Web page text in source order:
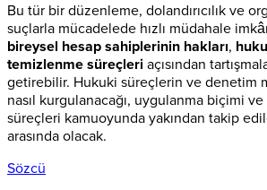
Bu tür bir düzenleme, dolandırıcılık ve
suçlarla mücadelede hızlı müdahale
bireysel hesap sahiplerinin hakları,
temizlenme süreçleri açısından
getirebilir. Hukuki süreçlerin ve denetim
nasıl kurgulanacağı, uygulanma biçimi
süreçleri kamuoyunda yakından takip
arasında olacak.
Sözcü